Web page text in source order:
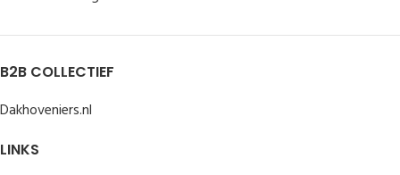
B2B COLLECTIEF
Dakhoveniers.nl
LINKS